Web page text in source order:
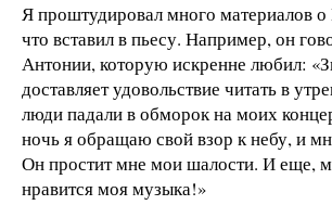
Я проштудировал много материалов о
что вставил в пьесу. Например, он
Антонии, которую искренне любил:
доставляет удовольствие читать в
люди падали в обморок на моих
ночь я обращаю свой взор к небу, и
Он простит мне мои шалости. И еще,
нравится моя музыка!»